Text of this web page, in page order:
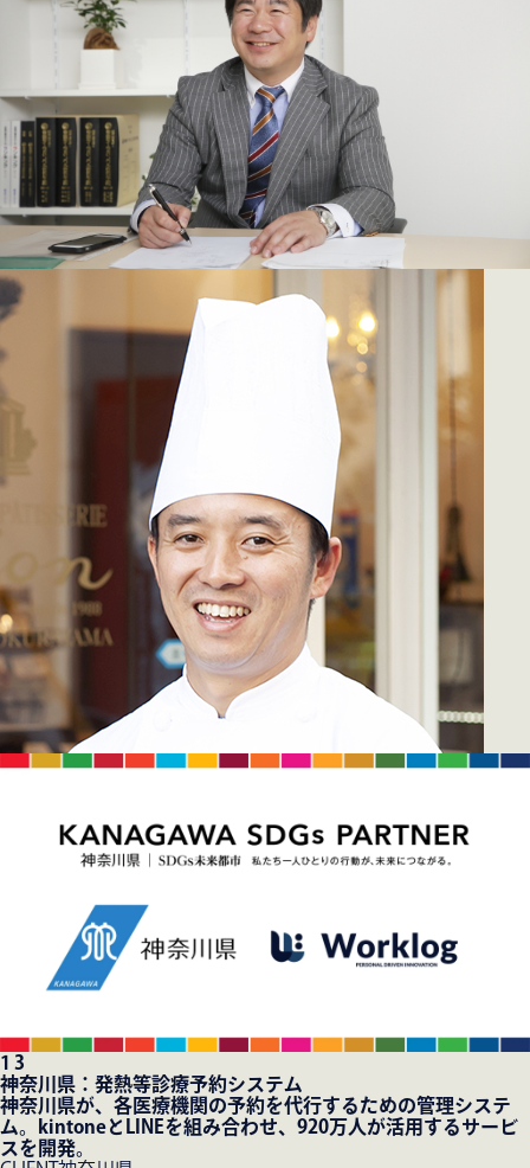
1 3
神奈川県：発熱等診療予約システム
神奈川県が、各医療機関の予約を代行するための管理システ
ム。kintoneとLINEを組み合わせ、920万人が活用するサービ
スを開発。